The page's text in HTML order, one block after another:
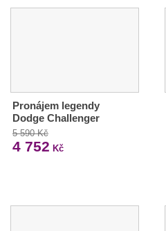
Pronájem legendy
Dodge Challenger
5 590 Kč
4 752 Kč